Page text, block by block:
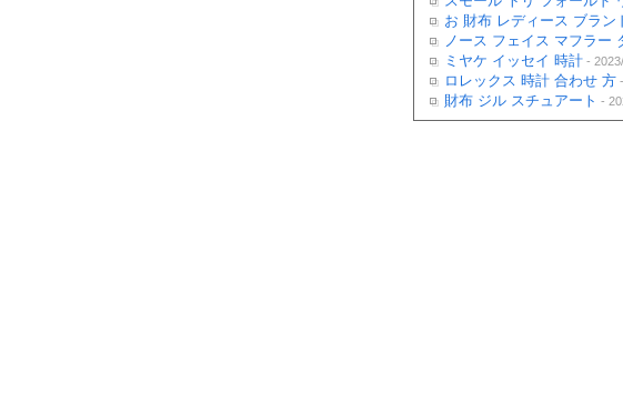
お 財布 レディース ブラン
ノース フェイス マフラー
ミヤケ イッセイ 時計 -
ロレックス 時計 合わせ 方
財布 ジル スチュアート -